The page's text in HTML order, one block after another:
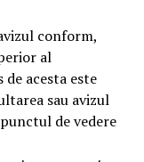
conform,
al
acesta este
sau avizul
de vedere